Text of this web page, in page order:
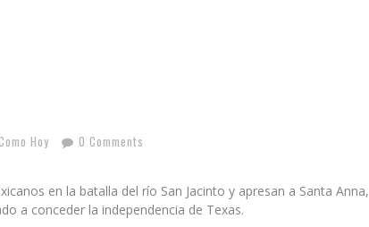
Hoy 0 Comments
en la batalla del río San Jacinto y apresan a Santa Anna,
a conceder la independencia de Texas.